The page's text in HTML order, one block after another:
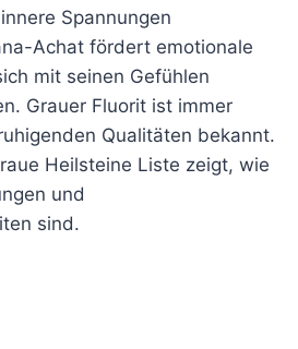
Spannungen
Achat fördert emotionale
mit seinen Gefühlen
Grauer Fluorit ist immer
Qualitäten bekannt.
Heilsteine Liste zeigt, wie
und
sind.